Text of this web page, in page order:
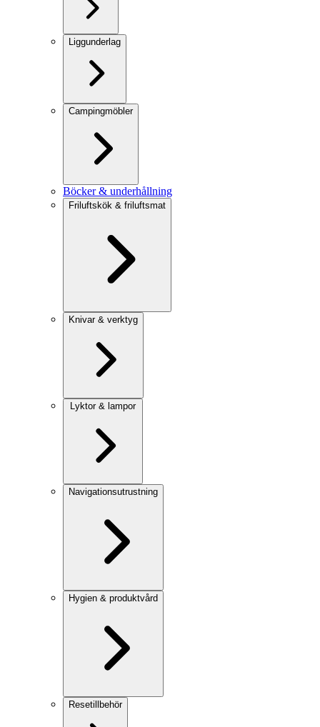
Liggunderlag
Campingmöbler
Böcker & underhållning
Friluftskök & friluftsmat
Knivar & verktyg
Lyktor & lampor
Navigationsutrustning
Hygien & produktvård
Resetillbehör